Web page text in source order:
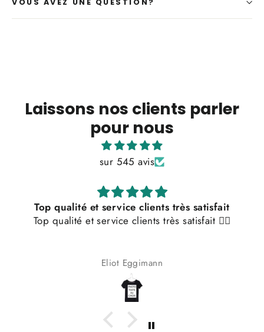
VOUS AVEZ UNE QUESTION?
Laissons nos clients parler
pour nous
sur 545 avis
Top qualité et service clients très satisfait
Top qualité et service clients très satisfait 👌🏼
Eliot Eggimann